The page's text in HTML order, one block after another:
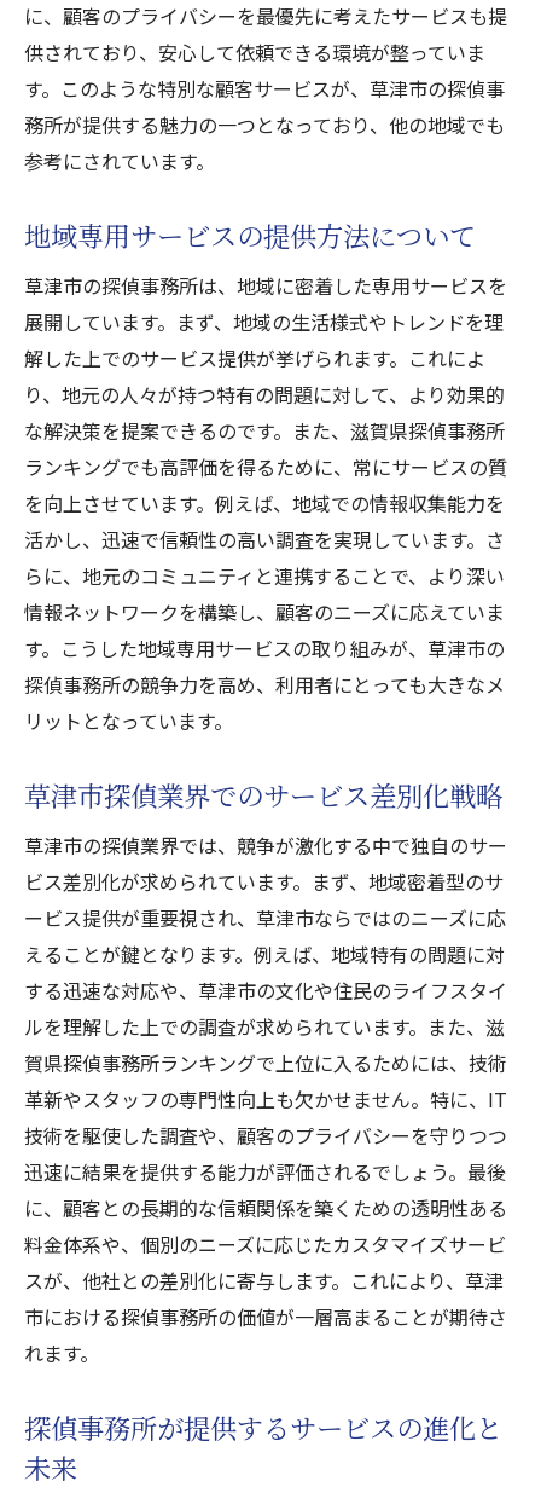
に、顧客のプライバシーを最優先に考えたサービスも提
供されており、安心して依頼できる環境が整っていま
す。このような特別な顧客サービスが、草津市の探偵事
務所が提供する魅力の一つとなっており、他の地域でも
参考にされています。
地域専用サービスの提供方法について
草津市の探偵事務所は、地域に密着した専用サービスを
展開しています。まず、地域の生活様式やトレンドを理
解した上でのサービス提供が挙げられます。これによ
り、地元の人々が持つ特有の問題に対して、より効果的
な解決策を提案できるのです。また、滋賀県探偵事務所
ランキングでも高評価を得るために、常にサービスの質
を向上させています。例えば、地域での情報収集能力を
活かし、迅速で信頼性の高い調査を実現しています。さ
らに、地元のコミュニティと連携することで、より深い
情報ネットワークを構築し、顧客のニーズに応えていま
す。こうした地域専用サービスの取り組みが、草津市の
探偵事務所の競争力を高め、利用者にとっても大きなメ
リットとなっています。
草津市探偵業界でのサービス差別化戦略
草津市の探偵業界では、競争が激化する中で独自のサー
ビス差別化が求められています。まず、地域密着型のサ
ービス提供が重要視され、草津市ならではのニーズに応
えることが鍵となります。例えば、地域特有の問題に対
する迅速な対応や、草津市の文化や住民のライフスタイ
ルを理解した上での調査が求められています。また、滋
賀県探偵事務所ランキングで上位に入るためには、技術
革新やスタッフの専門性向上も欠かせません。特に、IT
技術を駆使した調査や、顧客のプライバシーを守りつつ
迅速に結果を提供する能力が評価されるでしょう。最後
に、顧客との長期的な信頼関係を築くための透明性ある
料金体系や、個別のニーズに応じたカスタマイズサービ
スが、他社との差別化に寄与します。これにより、草津
市における探偵事務所の価値が一層高まることが期待さ
れます。
探偵事務所が提供するサービスの進化と
未来